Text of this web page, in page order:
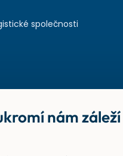
společnosti
nám záleží